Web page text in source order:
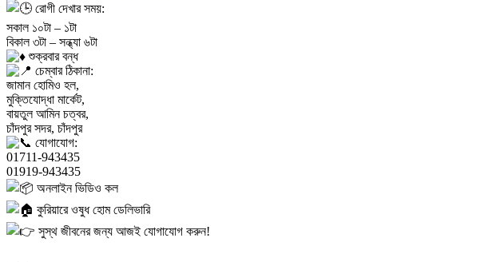
রোগী দেখার সময়:
সকাল ১০টা – ১টা
বিকাল ৩টা – সন্ধ্যা ৬টা
শুক্রবার বন্ধ
চেম্বার ঠিকানা:
জামান হোমিও হল,
মুক্তিযোদ্ধা মার্কেট,
বায়তুল আমিন চত্বর,
চাঁদপুর সদর, চাঁদপুর
যোগাযোগ:
01711-943435
01919-943435
অনলাইন ভিডিও কল
কুরিয়ারে ওষুধ হোম ডেলিভারি
সুস্থ জীবনের জন্য আজই যোগাযোগ করুন!